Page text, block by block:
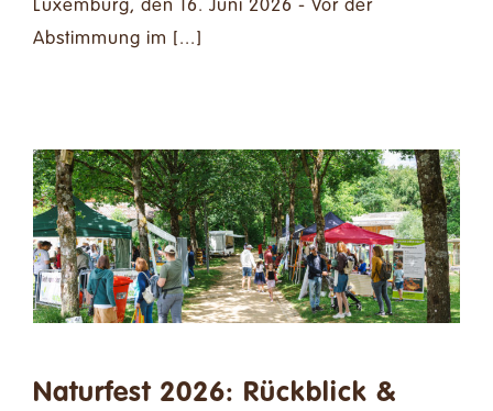
Luxemburg, den 16. Juni 2026 - Vor der
Abstimmung im [...]
Naturfest 2026: Rückblick &